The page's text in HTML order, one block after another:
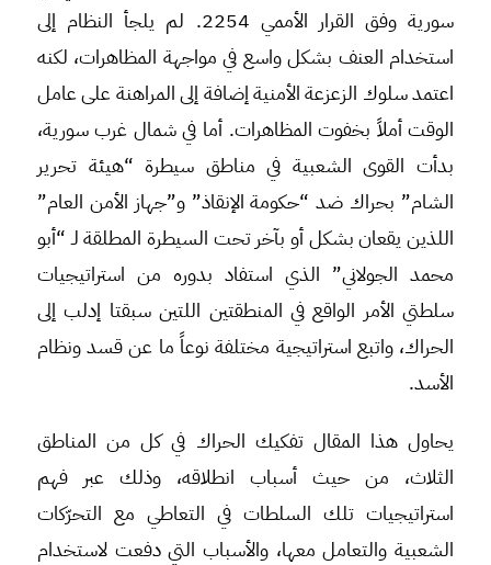
سورية وفق القرار الأممي 2254. لم يلجأ النظام إلى
استخدام العنف بشكل واسع في مواجهة المظاهرات، لكنه
اعتمد سلوك الزعزعة الأمنية إضافة إلى المراهنة على عامل
الوقت أملاً بخفوت المظاهرات. أما في شمال غرب سورية،
بدأت القوى الشعبية في مناطق سيطرة “هيئة تحرير
الشام” بحراك ضد “حكومة الإنقاذ” و”جهاز الأمن العام”
اللذين يقعان بشكل أو بآخر تحت السيطرة المطلقة لـ “أبو
محمد الجولاني” الذي استفاد بدوره من استراتيجيات
سلطتي الأمر الواقع في المنطقتين اللتين سبقتا إدلب إلى
الحراك، واتبع استراتيجية مختلفة نوعاً ما عن قسد ونظام
الأسد.
يحاول هذا المقال تفكيك الحراك في كل من المناطق
الثلاث، من حيث أسباب انطلاقه، وذلك عبر فهم
استراتيجيات تلك السلطات في التعاطي مع التحرّكات
الشعبية والتعامل معها، والأسباب التي دفعت لاستخدام